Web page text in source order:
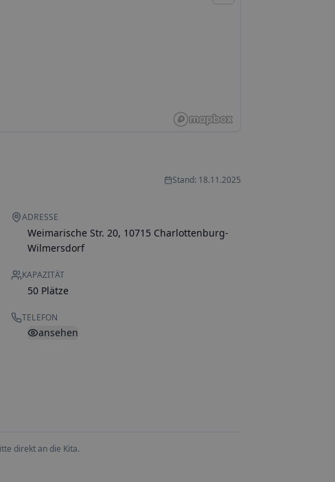
Stand: 18.11.2025
ADRESSE
Weimarische Str. 20, 10715 Charlottenburg-
Wilmersdorf
KAPAZITÄT
50 Plätze
TELEFON
ansehen
direkt an die Kita.